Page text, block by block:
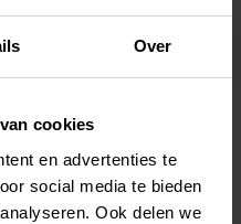
Over
cookies
en advertenties te
social media te bieden
Ook delen we